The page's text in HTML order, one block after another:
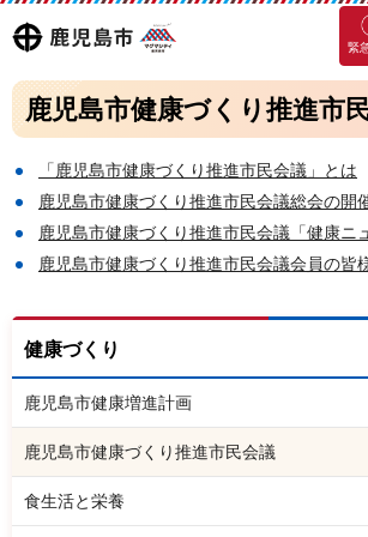
鹿児島
市
マグ
マシ
ティ
鹿児
島市
緊
鹿児島市健康づくり推進市
「鹿児島市健康づくり推進市民会議」とは
鹿児島市健康づくり推進市民会議総会の開
鹿児島市健康づくり推進市民会議「健康ニ
鹿児島市健康づくり推進市民会議会員の皆
健康づくり
鹿児島市健康増進計画
鹿児島市健康づくり推進市民会議
食生活と栄養